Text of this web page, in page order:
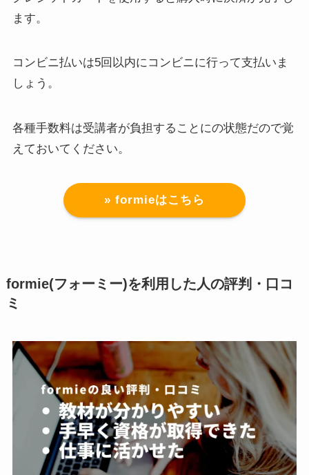
ます。
コンビニ払いは5回以内にコンビニに行って支払いま
しょう。
各種手数料は受講者が負担することにの状態だので覚
えておいてください。
» formieはこちら
formie(フォーミー)を利用した人の評判・口コ
ミ